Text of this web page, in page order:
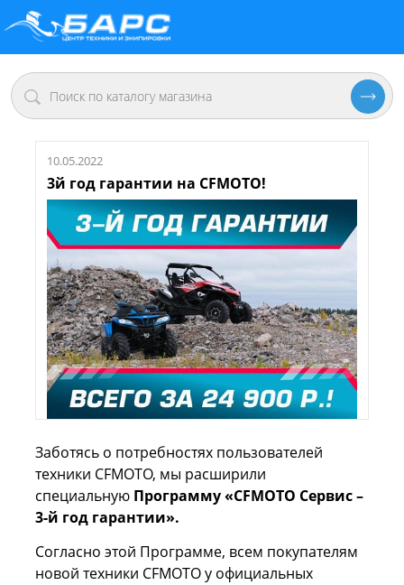
10.05.2022
3й год гарантии на CFMOTO!
Заботясь о потребностях пользователей
техники CFMOTO, мы расширили
специальную Программу «CFMOTO Сервис –
3-й год гарантии».
Согласно этой Программе, всем покупателям
новой техники CFMOTO у официальных